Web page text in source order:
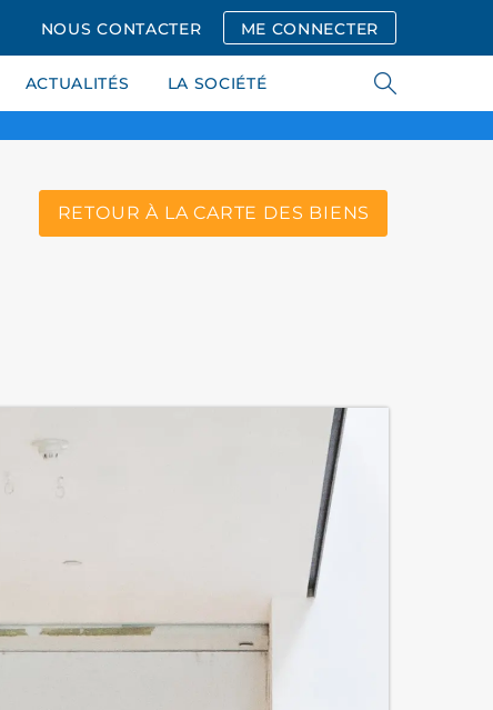
NOUS CONTACTER ME CONNECTER
ACTUALITÉS LA SOCIÉTÉ
RETOUR À LA CARTE DES BIENS